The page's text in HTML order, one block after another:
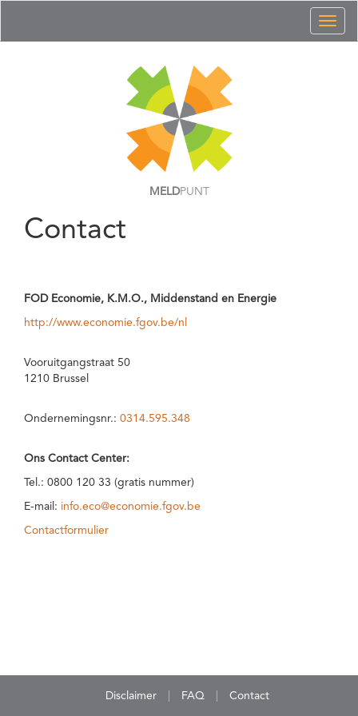
MELDPUNT
Contact
FOD Economie, K.M.O., Middenstand en Energie
http://www.economie.fgov.be/nl
Vooruitgangstraat 50
1210 Brussel
Ondernemingsnr.: 0314.595.348
Ons Contact Center:
Tel.: 0800 120 33 (gratis nummer)
E-mail: info.eco@economie.fgov.be
Contactformulier
Disclaimer FAQ Contact